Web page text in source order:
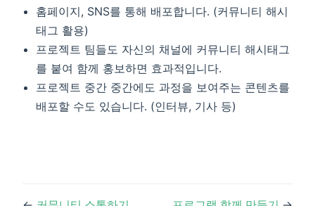
홈페이지, SNS를 통해 배포합니다. (커뮤니티 해시
태그 활용)
프로젝트 팀들도 자신의 채널에 커뮤니티 해시태그
를 붙여 함께 홍보하면 효과적입니다.
프로젝트 중간 중간에도 과정을 보여주는 콘텐츠를
배포할 수도 있습니다. (인터뷰, 기사 등)